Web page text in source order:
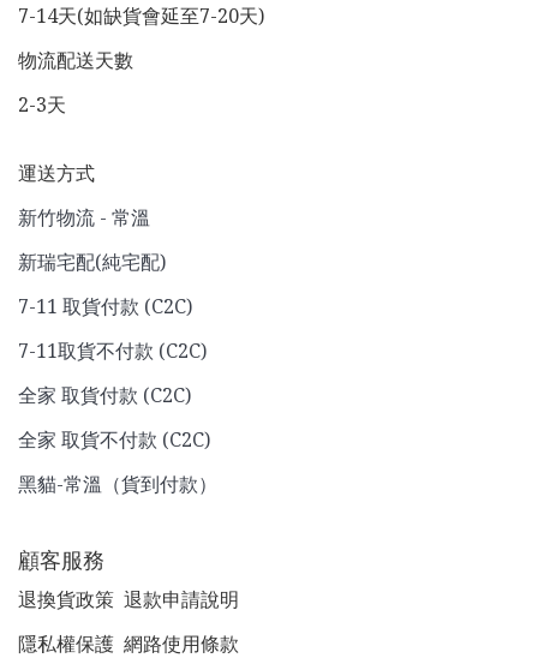
7-14天(如缺貨會延至7-20天)
物流配送天數
2-3天
運送方式
新竹物流 - 常溫
新瑞宅配(純宅配)
7-11 取貨付款 (C2C)
7-11取貨不付款 (C2C)
全家 取貨付款 (C2C)
全家 取貨不付款 (C2C)
黑貓-常溫（貨到付款）
顧客服務
退換貨政策 退款申請說明
隱私權保護 網路使用條款